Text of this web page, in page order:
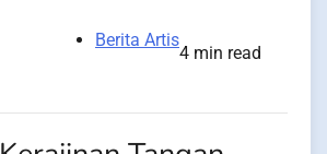
Berita Artis
4 min read